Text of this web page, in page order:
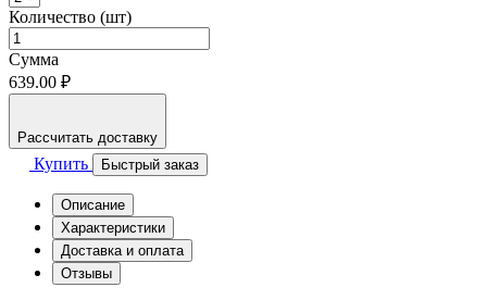
Количество (шт)
Сумма
639.00 ₽
Рассчитать доставку
Купить Быстрый заказ
Описание
Характеристики
Доставка и оплата
Отзывы